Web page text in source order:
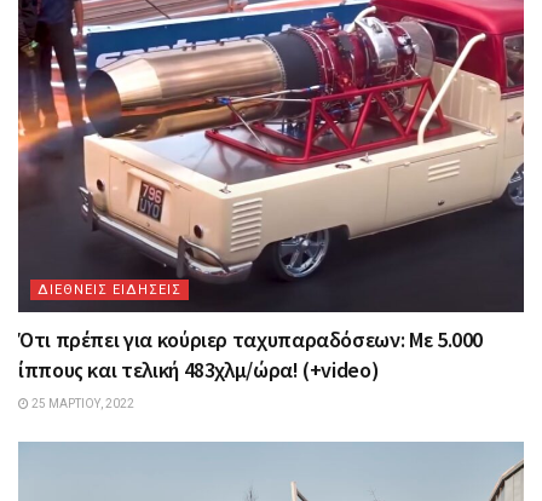
ΔΙΕΘΝΕΙΣ ΕΙΔΗΣΕΙΣ
Ότι πρέπει για κούριερ ταχυπαραδόσεων: Με 5.000
ίππους και τελική 483χλμ/ώρα! (+video)
25 ΜΑΡΤΊΟΥ, 2022